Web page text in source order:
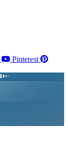
Pinterest